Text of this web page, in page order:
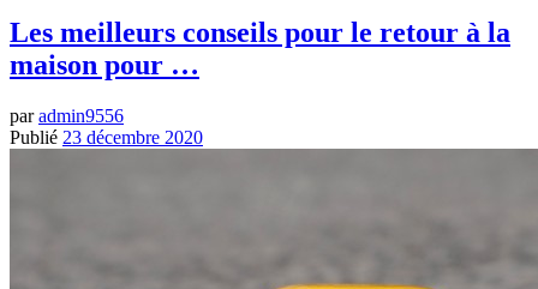
Les meilleurs conseils pour le retour à la
maison pour …
paradmin9556
Publié 23 décembre 2020